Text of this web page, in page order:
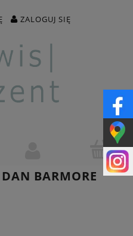
ZALOGUJ SIĘ
BARMORE